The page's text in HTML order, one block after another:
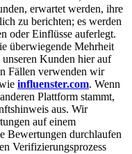
erwartet werden, ihre
zu berichten; es werden
oder Einflüsse auferlegt.
überwiegende Mehrheit
Kunden hier auf
Fällen verwenden wir
influenster.com. Wenn
Plattform stammt,
aus. Wir
auf einem
Bewertungen durchlaufen
Verifizierungsprozess